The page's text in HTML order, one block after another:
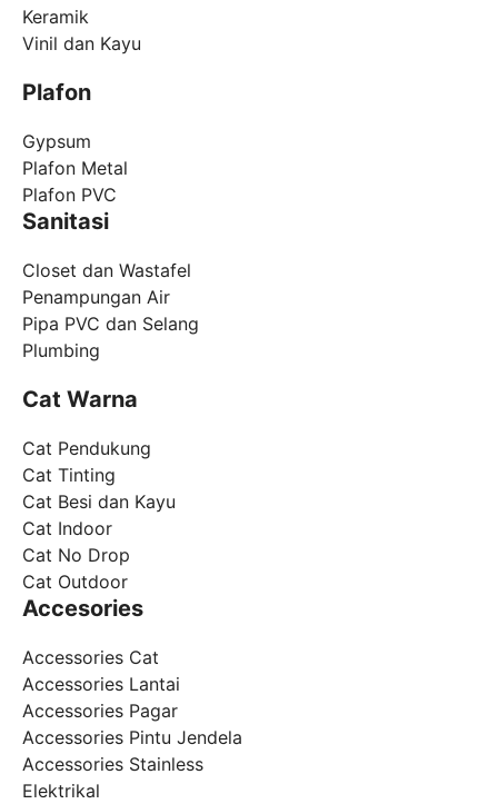
Keramik
Vinil dan Kayu
Plafon
Gypsum
Plafon Metal
Plafon PVC
Sanitasi
Closet dan Wastafel
Penampungan Air
Pipa PVC dan Selang
Plumbing
Cat Warna
Cat Pendukung
Cat Tinting
Cat Besi dan Kayu
Cat Indoor
Cat No Drop
Cat Outdoor
Accesories
Accessories Cat
Accessories Lantai
Accessories Pagar
Accessories Pintu Jendela
Accessories Stainless
Elektrikal